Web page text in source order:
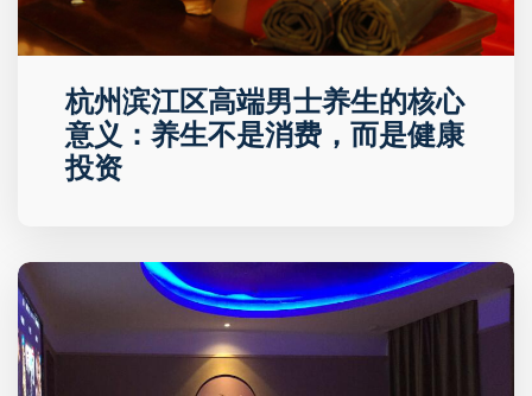
杭州滨江区高端男士养生的核心
意义：养生不是消费，而是健康
投资